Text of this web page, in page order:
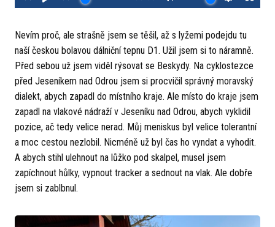
Nevím proč, ale strašně jsem se těšil, až s lyžemi podejdu tu
naší českou bolavou dálniční tepnu D1. Užil jsem si to náramně.
Před sebou už jsem viděl rýsovat se Beskydy. Na cyklostezce
před Jeseníkem nad Odrou jsem si procvičil správný moravský
dialekt, abych zapadl do místního kraje. Ale místo do kraje jsem
zapadl na vlakové nádraží v Jeseníku nad Odrou, abych vyklidil
pozice, ač tedy velice nerad. Můj meniskus byl velice tolerantní
a moc cestou nezlobil. Nicméně už byl čas ho vyndat a vyhodit.
A abych stihl ulehnout na lůžko pod skalpel, musel jsem
zapíchnout hůlky, vypnout tracker a sednout na vlak. Ale dobře
jsem si zablbnul.